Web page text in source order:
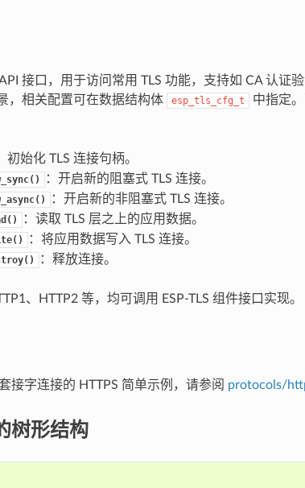
接口，用于访问常用 TLS 功能，支持如 CA 认证
，相关配置可在数据结构体
esp_tls_cfg_t
中指定
初始化 TLS 连接句柄。
：开启新的阻塞式 TLS 连接。
：开启新的非阻塞式 TLS 连接。
：读取 TLS 层之上的应用数据。
：将应用数据写入 TLS 连接。
：释放连接。
、HTTP2 等，均可调用 ESP-TLS 组件接口实现。
接字连接的 HTTPS 简单示例，请参阅 protocols/
树形结构